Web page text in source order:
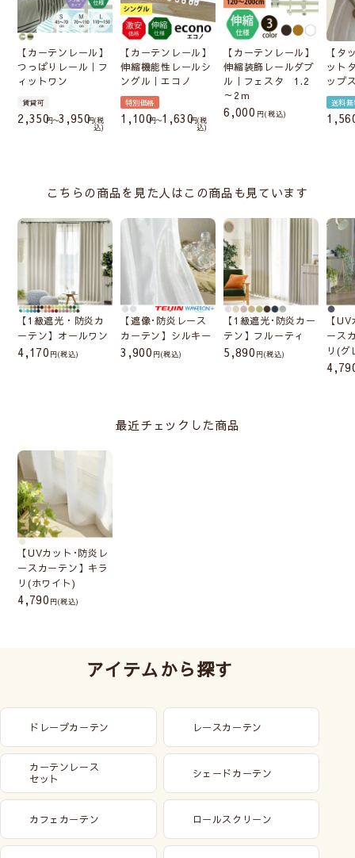
【カーテンレール】
つっぱりレール｜フ
ィットワン
賃貸可
2,350 〜3,950 税
込
【カーテンレール】
伸縮機能性レールシ
ングル｜エコノ
特別価格
1,100 〜1,630 税
込
【カーテンレール】
伸縮装飾レールダブ
ル｜フェスタ 1.2
～2ｍ
6,000 税込
【タ
ット
ップ
送料無
こちらの商品を見た人はこの商品も見ています
【1級遮光・防炎カ
ーテン】オールワン
4,170 (税込)
【遮像･防炎レース
カーテン】シルキー
3,900 (税込)
【1級遮光･防炎カー
テン】フルーティ
5,890 (税込)
【
ース
リ(グ
最近チェックした商品
【UVカット･防炎レ
ースカーテン】キラ
リ(ホワイト)
4,790 (税込)
アイテムから探す
ドレープカーテン レースカーテン
カーテンレース
セット
シェードカーテン
カフェカーテン ロールスクリーン